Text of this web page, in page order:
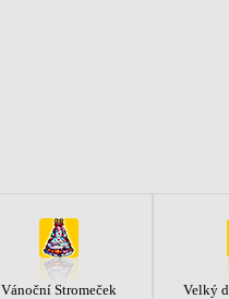
Vánoční Stromeček Velký